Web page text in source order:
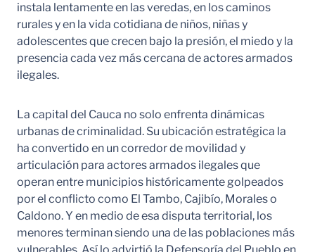
instala lentamente en las veredas, en los caminos
rurales y en la vida cotidiana de niños, niñas y
adolescentes que crecen bajo la presión, el miedo y la
presencia cada vez más cercana de actores armados
ilegales.
La capital del Cauca no solo enfrenta dinámicas
urbanas de criminalidad. Su ubicación estratégica la
ha convertido en un corredor de movilidad y
articulación para actores armados ilegales que
operan entre municipios históricamente golpeados
por el conflicto como El Tambo, Cajibío, Morales o
Caldono. Y en medio de esa disputa territorial, los
menores terminan siendo una de las poblaciones más